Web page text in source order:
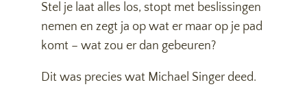
Stel je laat alles los, stopt met beslissingen
nemen en zegt ja op wat er maar op je pad
komt – wat zou er dan gebeuren?
Dit was precies wat Michael Singer deed.